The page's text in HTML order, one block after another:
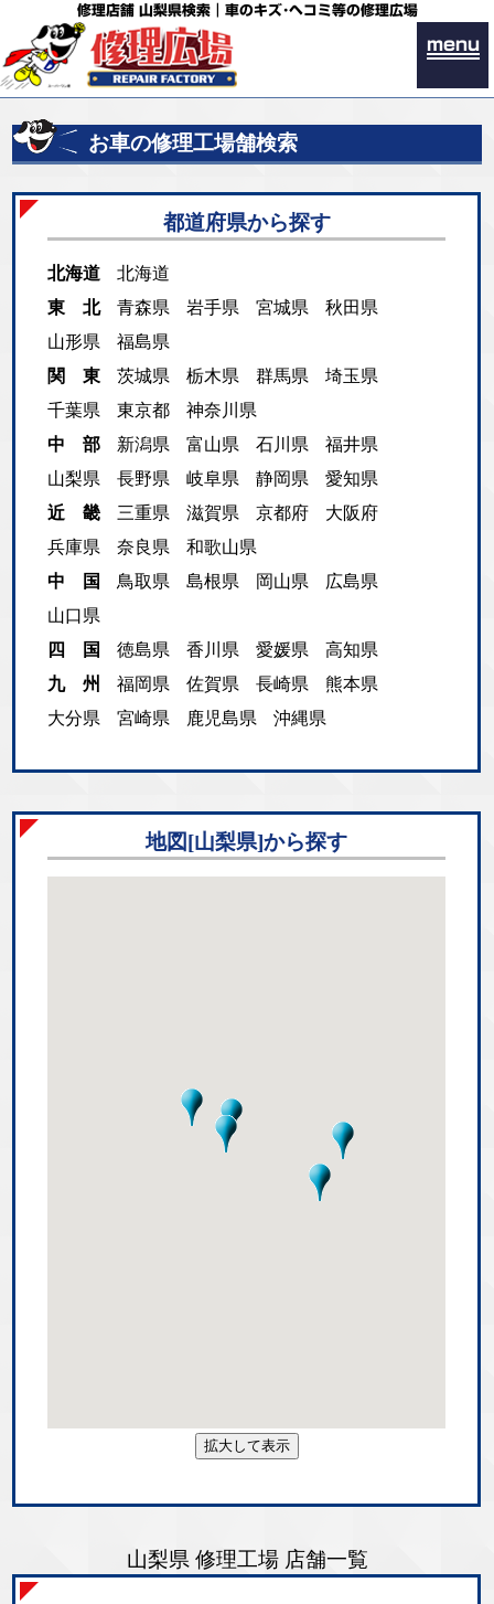
修理店舗 山梨県検索｜車のキズ･ヘコミ等の修理広場
menu
お車の修理工場舗検索
都道府県から探す
北海道
北海道
東 北
青森県 岩手県 宮城県
秋田県
山形県
福島県
関 東
茨城県 栃木県 群馬県
埼玉県
千葉県
東京都
神奈川県
中 部
新潟県 富山県 石川県
福井県
山梨県
長野県 岐阜県 静岡県
愛知県
近 畿
三重県 滋賀県 京都府
大阪府
兵庫県
奈良県
和歌山県
中 国
鳥取県 島根県 岡山県
広島県
山口県
四 国
徳島県 香川県 愛媛県
高知県
九 州
福岡県 佐賀県 長崎県
熊本県
大分県
宮崎県 鹿児島県 沖縄県
地図[山梨県]から探す
拡大して表示
山梨県 修理工場 店舗一覧